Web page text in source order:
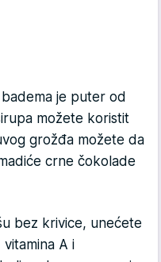
je puter od
možete koristit
grožđa možete da
crne čokolade
bez krivice, unećete
A i